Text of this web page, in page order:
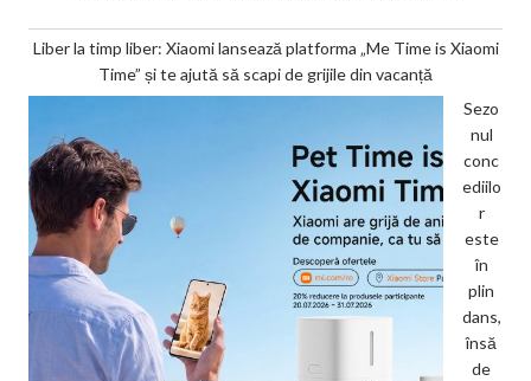
Liber la timp liber: Xiaomi lansează platforma „Me Time is Xiaomi
Time” și te ajută să scapi de grijile din vacanță
Sezo
nul
conc
ediilo
r
este
în
plin
dans,
însă
de